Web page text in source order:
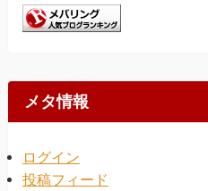
メタ情報
ログイン
投稿フィード